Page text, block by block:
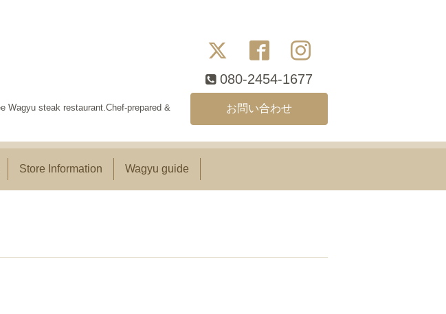
Wagyu steak restaurant.Chef-prepared &
080-2454-1677
お問い合わせ
Store Information Wagyu guide